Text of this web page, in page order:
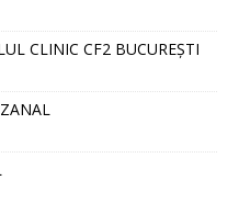
CLINIC CF2 BUCUREȘTI